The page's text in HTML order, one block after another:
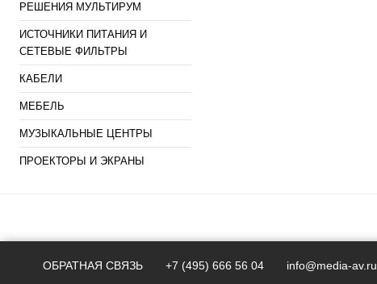
РЕШЕНИЯ МУЛЬТИРУМ
ИСТОЧНИКИ ПИТАНИЯ И
СЕТЕВЫЕ ФИЛЬТРЫ
КАБЕЛИ
МЕБЕЛЬ
МУЗЫКАЛЬНЫЕ ЦЕНТРЫ
ПРОЕКТОРЫ И ЭКРАНЫ
ОБРАТНАЯ СВЯЗЬ +7 (495) 666 56 04 info@media-av.ru